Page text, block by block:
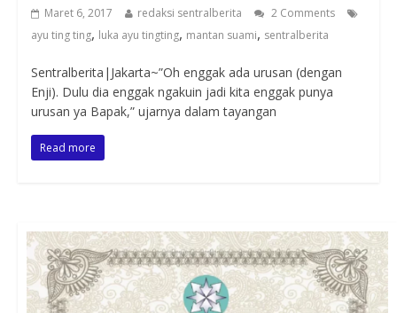
Maret 6, 2017 redaksi sentralberita
2 Comments
ayu ting ting, luka ayu tingting, mantan suami, sentralberita
Sentralberita|Jakarta~”Oh enggak ada urusan (dengan
Enji). Dulu dia enggak ngakuin jadi kita enggak punya
urusan ya Bapak,” ujarnya dalam tayangan
Read more